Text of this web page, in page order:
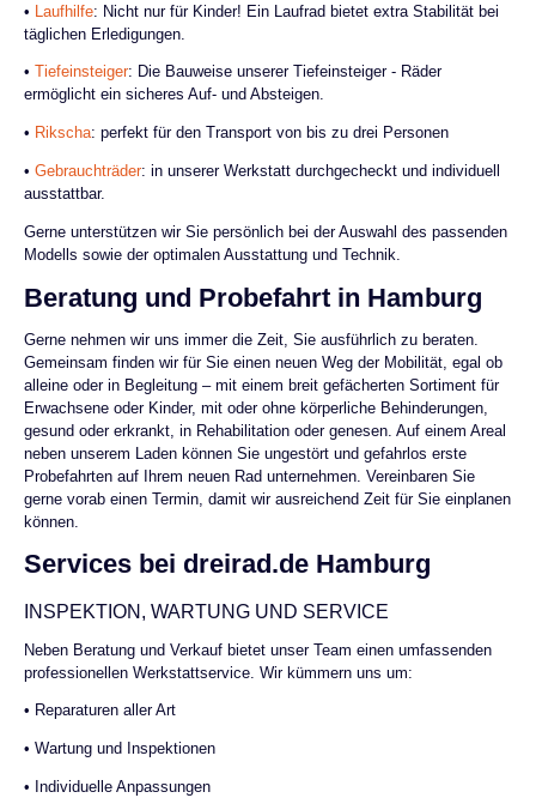
• Laufhilfe: Nicht nur für Kinder! Ein Laufrad bietet extra Stabilität bei
täglichen Erledigungen.
• Tiefeinsteiger: Die Bauweise unserer Tiefeinsteiger - Räder
ermöglicht ein sicheres Auf- und Absteigen.
• Rikscha: perfekt für den Transport von bis zu drei Personen
• Gebrauchträder: in unserer Werkstatt durchgecheckt und individuell
ausstattbar.
Gerne unterstützen wir Sie persönlich bei der Auswahl des passenden
Modells sowie der optimalen Ausstattung und Technik.
Beratung und Probefahrt in Hamburg
Gerne nehmen wir uns immer die Zeit, Sie ausführlich zu beraten.
Gemeinsam finden wir für Sie einen neuen Weg der Mobilität, egal ob
alleine oder in Begleitung – mit einem breit gefächerten Sortiment für
Erwachsene oder Kinder, mit oder ohne körperliche Behinderungen,
gesund oder erkrankt, in Rehabilitation oder genesen. Auf einem Areal
neben unserem Laden können Sie ungestört und gefahrlos erste
Probefahrten auf Ihrem neuen Rad unternehmen. Vereinbaren Sie
gerne vorab einen Termin, damit wir ausreichend Zeit für Sie einplanen
können.
Services bei dreirad.de Hamburg
INSPEKTION, WARTUNG UND SERVICE
Neben Beratung und Verkauf bietet unser Team einen umfassenden
professionellen Werkstattservice. Wir kümmern uns um:
• Reparaturen aller Art
• Wartung und Inspektionen
• Individuelle Anpassungen